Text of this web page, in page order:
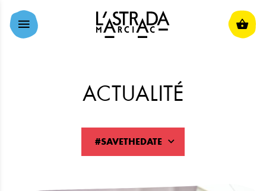
ALLER AU CONTENU PRINCIPAL
ACTUALITÉ
#SAVETHEDATE
RÉINITIALISER
SOUMETTRE